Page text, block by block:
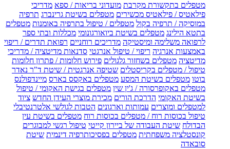
מטפלים בתקשורת מקרבת מועדוני בריאות / ספא מדריכי
פילאטיס / פילאטיס מכשירים מטפלים בשיטת גרינברג תרפיה
במוסיקה / תרפיה בקול מטפלים / טיפול בתרפיה באומנות מטפלים
בתטא הילינג מטפלים בשיטת ביואורגונומי מכללות ובתי ספר
לרפואה משלימה ומיסטיקה מדריכים רוחניים רפואת תדרים / ריפוי
באמצעות אנרגיה ריפוי / טיפול אנרגטי סדנאות מדיטציה / מדריכי
מדיטציה מטפלים בשחזור גלגולים פירוש חלומות / פתרון חלומות
טיפול / מטפלים בקריסטלים שטיפה אנרגטית / שיטת ד"ר נאדר
בוטו מטפלים בשיטת המסע מטפלים באקסס בארס מיינדפולנס
מטפלים באקופרסורה / ג'ין שין מטפלים בגישת האקומי / טיפול
בשיטת האקומי הדרכת הורים מכירת מוצרי העידן החדש ציוד
למטפלים ומוצרים עמותות וארגונים הטבות לגולשי אלטרנטיבלי
טיפול בכוסות רוח / מטפלים בכוסות רוח מטפלים בשיטת עין
הבדולח שיטת העבודה של ביירון קייטי טיפול רגשי למבוגרים
קונסטלציה משפחתית מטפלים בפסיכותרפיה דינמית שיטת
סובאדה